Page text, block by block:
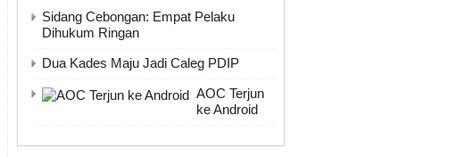
Sidang Cebongan: Empat Pelaku
Dihukum Ringan
Dua Kades Maju Jadi Caleg PDIP
AOC Terjun
ke Android